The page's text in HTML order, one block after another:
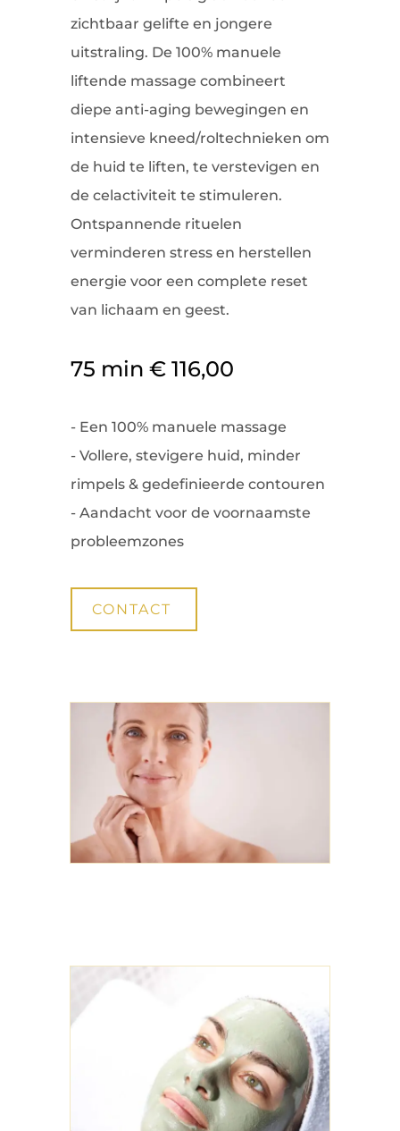
zichtbaar gelifte en jongere
uitstraling. De 100% manuele
liftende massage combineert
diepe anti-aging bewegingen en
intensieve kneed/roltechnieken om
de huid te liften, te verstevigen en
de celactiviteit te stimuleren.
Ontspannende rituelen
verminderen stress en herstellen
energie voor een complete reset
van lichaam en geest.
75 min € 116,00
- Een 100% manuele massage
- Vollere, stevigere huid, minder
rimpels & gedefinieerde contouren
- Aandacht voor de voornaamste
probleemzones
CONTACT